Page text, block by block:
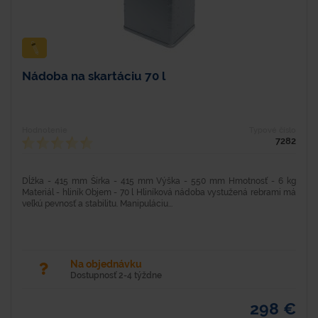
Nádoba na skartáciu 70 l
7282
Dĺžka - 415 mm Šírka - 415 mm Výška - 550 mm Hmotnosť - 6 kg
Materiál - hliník Objem - 70 l Hliníková nádoba vystužená rebrami má
veľkú pevnosť a stabilitu. Manipuláciu...
Na objednávku
Dostupnosť 2-4 týždne
298 €